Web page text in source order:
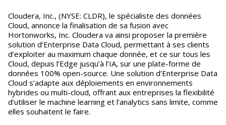
Cloudera, Inc., (NYSE: CLDR), le spécialiste des données
Cloud, annonce la finalisation de sa fusion avec
Hortonworks, Inc. Cloudera va ainsi proposer la première
solution d’Enterprise Data Cloud, permettant à ses clients
d’exploiter au maximum chaque donnée, et ce sur tous les
Cloud, depuis l’Edge jusqu’à l’IA, sur une plate-forme de
données 100% open-source. Une solution d’Enterprise Data
Cloud s’adapte aux déploiements en environnements
hybrides ou multi-cloud, offrant aux entreprises la flexibilité
d’utiliser le machine learning et l’analytics sans limite, comme
elles souhaitent le faire.